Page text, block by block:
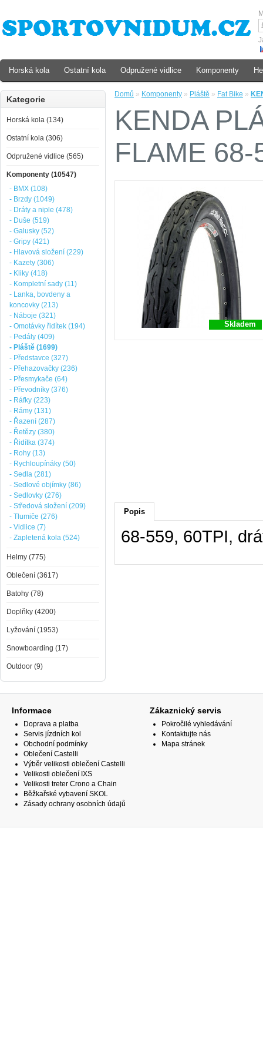
Domů » Komponenty » Pláště » Fat Bike »
KENDA
FLAME
Skladem
Popis
68-559, 60TPI,
Kategorie
Horská kola (134)
Ostatní kola (306)
Odpružené vidlice (565)
Komponenty (10547)
- BMX (108)
- Brzdy (1049)
- Dráty a niple (478)
- Duše (519)
- Galusky (52)
- Gripy (421)
- Hlavová složení (229)
- Kazety (306)
- Kliky (418)
- Kompletní sady (11)
- Lanka, bovdeny a
koncovky (213)
- Náboje (321)
- Omotávky řidítek (194)
- Pedály (409)
- Pláště (1699)
- Představce (327)
- Přehazovačky (236)
- Přesmykače (64)
- Převodníky (376)
- Ráfky (223)
- Rámy (131)
- Řazení (287)
- Řetězy (380)
- Řidítka (374)
- Rohy (13)
- Rychloupínáky (50)
- Sedla (281)
- Sedlové objímky (86)
- Sedlovky (276)
- Středová složení (209)
- Tlumiče (276)
- Vidlice (7)
- Zapletená kola (524)
Helmy (775)
Oblečení (3617)
Batohy (78)
Doplňky (4200)
Lyžování (1953)
Snowboarding (17)
Outdoor (9)
Horská kola Ostatní kola Odpružené vidlice Komponenty
Informace
Doprava a platba
Servis jízdních kol
Obchodní podmínky
Oblečení Castelli
Výběr velikosti oblečení Castelli
Velikosti oblečení IXS
Velikosti treter Crono a Chain
Běžkařské vybavení SKOL
Zásady ochrany osobních údajů
Zákaznický servis
Pokročilé vyhledávání
Kontaktujte nás
Mapa stránek